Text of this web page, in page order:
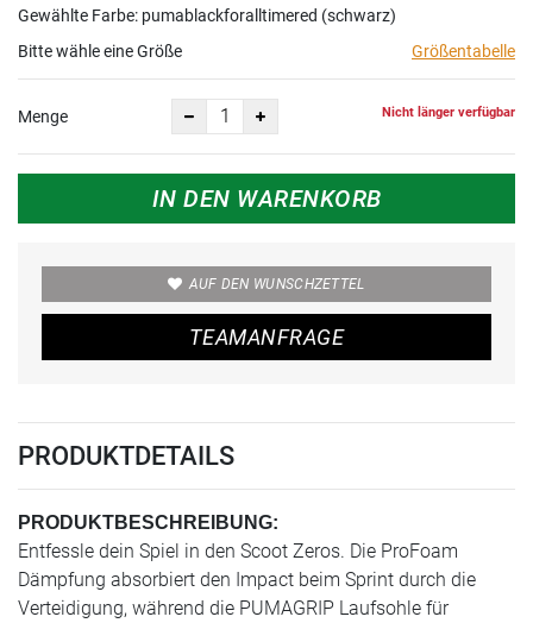
Gewählte Farbe: pumablackforalltimered (schwarz)
Bitte wähle eine Größe
Größentabelle
Menge Nicht länger verfügbar
IN DEN WARENKORB
AUF DEN WUNSCHZETTEL
TEAMANFRAGE
PRODUKTDETAILS
PRODUKTBESCHREIBUNG:
Entfessle dein Spiel in den Scoot Zeros. Die ProFoam
Dämpfung absorbiert den Impact beim Sprint durch die
Verteidigung, während die PUMAGRIP Laufsohle für